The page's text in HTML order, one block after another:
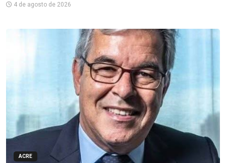
4 de agosto de 2026
ACRE